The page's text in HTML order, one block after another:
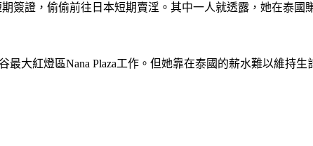
簽證，偷偷前往日本短期賣淫。其中一人就透露，她在泰國
最大紅燈區Nana Plaza工作。但她靠在泰國的薪水難以維持